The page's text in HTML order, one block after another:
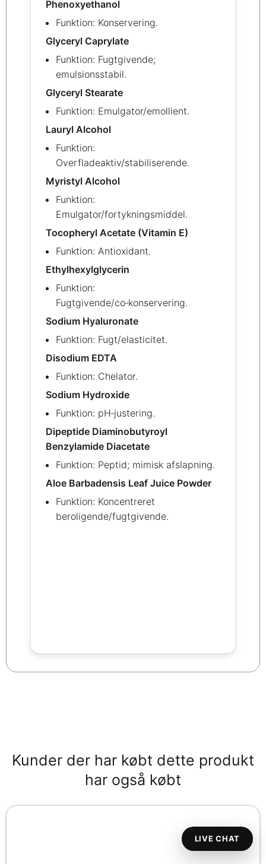
Phenoxyethanol
Funktion: Konservering.
Glyceryl Caprylate
Funktion: Fugtgivende;
emulsionsstabil.
Glyceryl Stearate
Funktion: Emulgator/emollient.
Lauryl Alcohol
Funktion:
Overfladeaktiv/stabiliserende.
Myristyl Alcohol
Funktion:
Emulgator/fortykningsmiddel.
Tocopheryl Acetate (Vitamin E)
Funktion: Antioxidant.
Ethylhexylglycerin
Funktion:
Fugtgivende/co‑konservering.
Sodium Hyaluronate
Funktion: Fugt/elasticitet.
Disodium EDTA
Funktion: Chelator.
Sodium Hydroxide
Funktion: pH‑justering.
Dipeptide Diaminobutyroyl
Benzylamide Diacetate
Funktion: Peptid; mimisk afslapning.
Aloe Barbadensis Leaf Juice Powder
Funktion: Koncentreret
beroligende/fugtgivende.
Kunder der har købt dette produkt
har også købt
LIVE CHAT